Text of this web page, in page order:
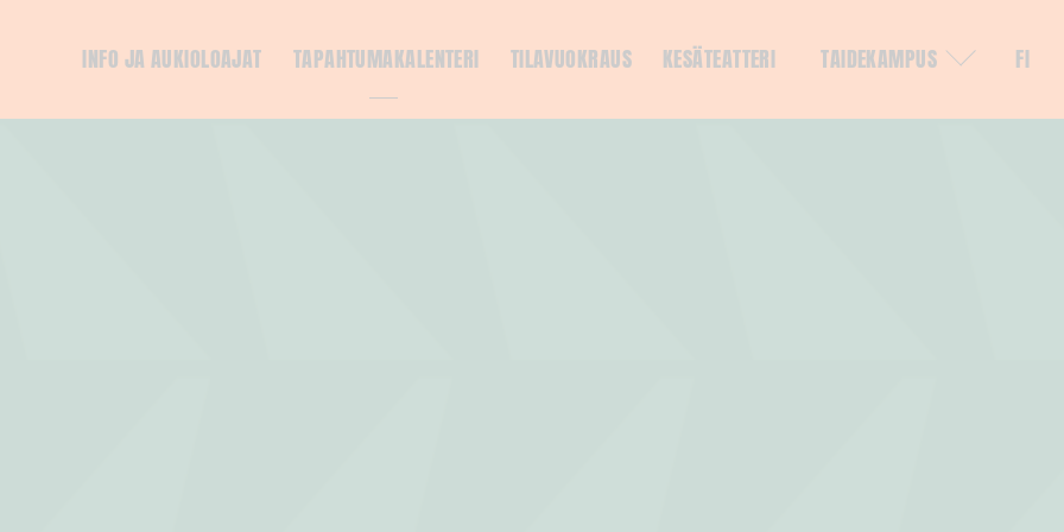
INFO JA AUKIOLOAJAT TAPAHTUMAKALENTERI TILAVUOKRAUS KESÄTEATTERI TAIDEKAMPUS FI